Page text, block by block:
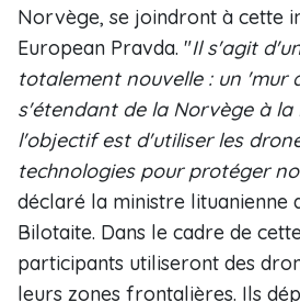
Norvège, se joindront à cette
European Pravda. "Il s'agit
totalement nouvelle : un 'mur
s'étendant de la Norvège à la
l'objectif est d'utiliser les
technologies pour protéger
déclaré la ministre lituanienne
Bilotaite. Dans le cadre de
participants utiliseront des
leurs zones frontalières. Ils